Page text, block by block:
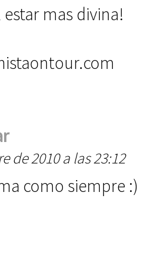
mas divina!
de 2010 a las 23:12
como siempre :)